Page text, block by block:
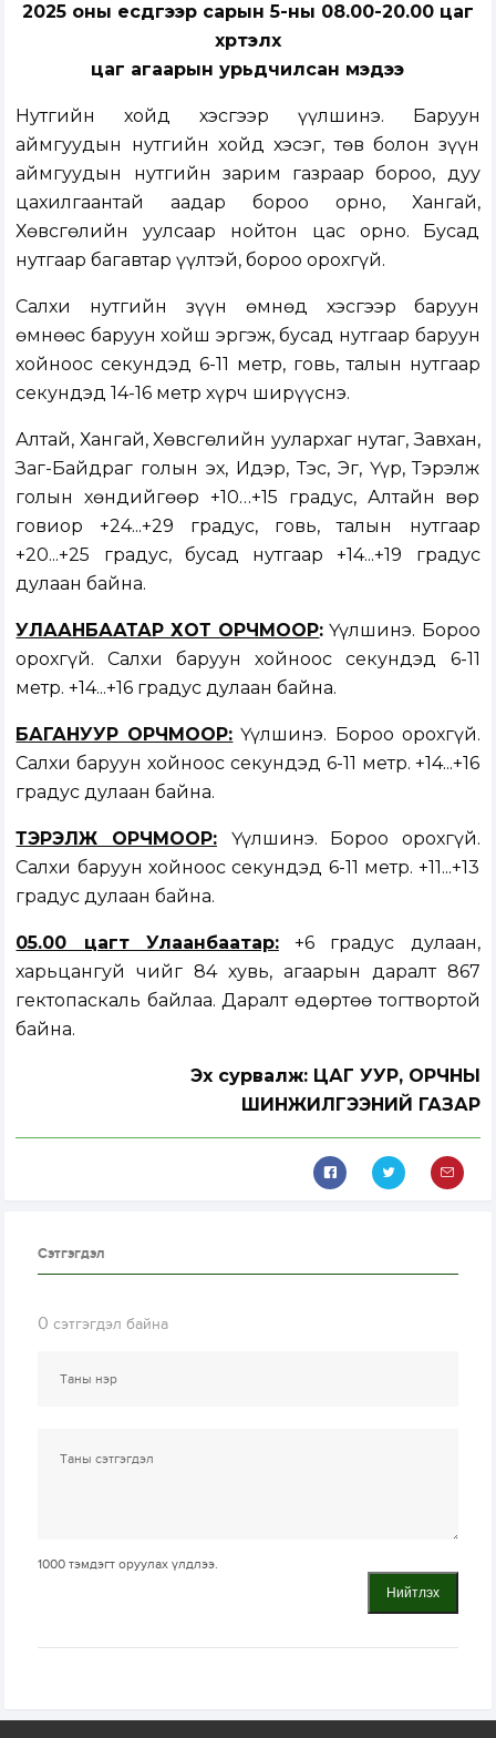
2025 оны есдүгээр сарын 5-ны 08.00-20.00 цаг
хүртэлх
цаг агаарын урьдчилсан мэдээ
Нутгийн хойд хэсгээр үүлшинэ. Баруун
аймгуудын нутгийн хойд хэсэг, төв болон зүүн
аймгуудын нутгийн зарим газраар бороо, дуу
цахилгаантай аадар бороо орно, Хангай,
Хөвсгөлийн уулсаар нойтон цас орно. Бусад
нутгаар багавтар үүлтэй, бороо орохгүй.
Салхи нутгийн зүүн өмнөд хэсгээр баруун
өмнөөс баруун хойш эргэж, бусад нутгаар баруун
хойноос секундэд 6-11 метр, говь, талын нутгаар
секундэд 14-16 метр хүрч ширүүснэ.
Алтай, Хангай, Хөвсгөлийн уулархаг нутаг, Завхан,
Заг-Байдраг голын эх, Идэр, Тэс, Эг, Үүр, Тэрэлж
голын хөндийгөөр +10…+15 градус, Алтайн Өвөр
говиор +24...+29 градус, говь, талын нутгаар
+20...+25 градус, бусад нутгаар +14...+19 градус
дулаан байна.
УЛААНБААТАР ХОТ ОРЧМООР: Үүлшинэ. Бороо
орохгүй. Салхи баруун хойноос секундэд 6-11
метр. +14...+16 градус дулаан байна.
БАГАНУУР ОРЧМООР: Үүлшинэ. Бороо орохгүй.
Салхи баруун хойноос секундэд 6-11 метр. +14...+16
градус дулаан байна.
ТЭРЭЛЖ ОРЧМООР:
Үүлшинэ. Бороо орохгүй.
Салхи баруун хойноос секундэд 6-11 метр. +11...+13
градус дулаан байна.
05.00 цагт Улаанбаатар:+6 градус дулаан,
харьцангуй чийг 84 хувь, агаарын даралт 867
гектопаскаль байлаа. Даралт өдөртөө тогтвортой
байна.
Эх сурвалж: ЦАГ УУР, ОРЧНЫ
ШИНЖИЛГЭЭНИЙ ГАЗАР
Сэтгэгдэл
0 сэтгэгдэл байна
1000 тэмдэгт оруулах үлдлээ.
Нийтлэх